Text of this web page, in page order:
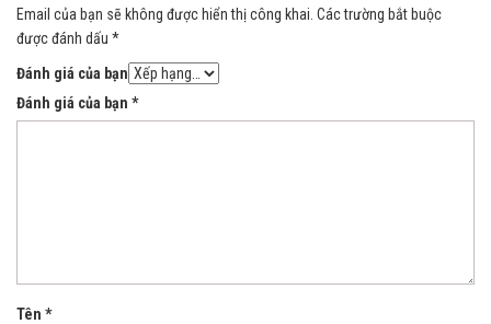
Email của bạn sẽ không được hiển thị công khai. Các trường bắt buộc
được đánh dấu *
Đánh giá của bạn
Đánh giá của bạn *
Tên *